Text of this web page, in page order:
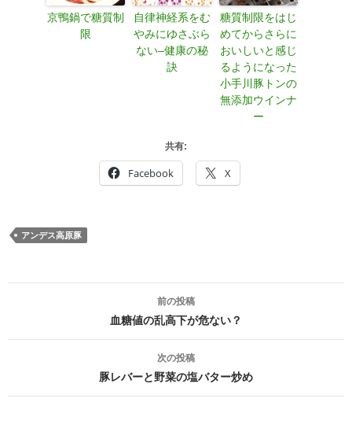
京鴨鍋で糖質制
限
自律神経系をむ
やみにゆさぶら
ない–健康の秘
訣
糖質制限をはじ
めてからさらに
おいしいと感じ
るようになった
小手川豚トンの
無添加ウインナ
ー
共有:
Facebook X
アンデス高原豚
前の投稿
血糖値の乱高下が危ない？
次の投稿
豚レバーと野菜の塩バター炒め